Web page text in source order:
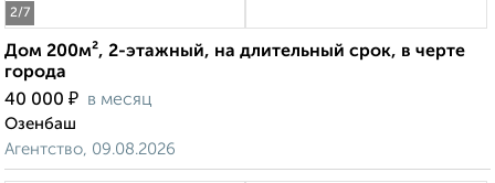
2/7
Дом 200м², 2-этажный, на длительный срок, в черте
города
40 000 ₽ в месяц
Озенбаш
Агентство, 09.08.2026